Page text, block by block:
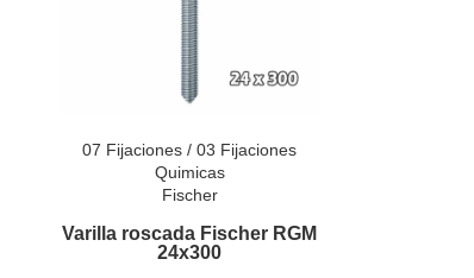
07 Fijaciones /03 Fijaciones
Quimicas
Fischer
Varilla roscada Fischer RGM
24x300